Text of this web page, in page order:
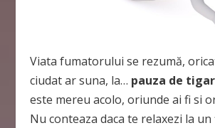
Viata fumatorului se rezumă,
ciudat ar suna, la… pauza de
este mereu acolo, oriunde ai fi si
Nu conteaza daca te relaxezi la un